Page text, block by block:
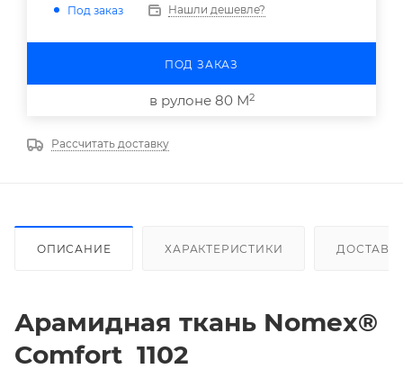
Под заказ Нашли дешевле?
ПОД ЗАКАЗ
в рулоне 80 М2
Рассчитать доставку
ОПИСАНИЕ ХАРАКТЕРИСТИКИ
Арамидная ткань Nomex®
Comfort 1102